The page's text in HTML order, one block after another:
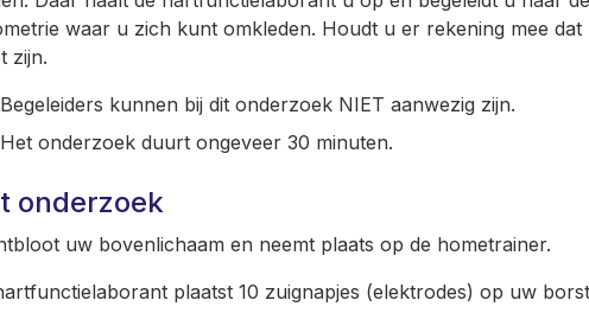
waar u zich kunt omkleden. Houdt u er rekening mee
zijn.
Begeleiders kunnen bij dit onderzoek NIET aanwezig zijn.
Het onderzoek duurt ongeveer 30 minuten.
onderzoek
uw bovenlichaam en neemt plaats op de hometrainer.
plaatst 10 zuignapjes (elektrodes) op uw